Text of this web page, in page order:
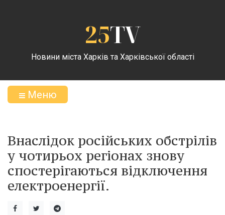
25TV
Новини міста Харків та Харківської області
Меню
Внаслідок російських обстрілів
у чотирьох регіонах знову
спостерігаються відключення
електроенергії.